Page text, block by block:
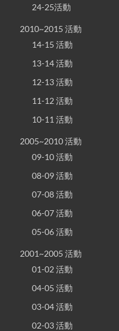
24-25活動
2010~2015 活動
14-15 活動
13-14 活動
12-13 活動
11-12 活動
10-11 活動
2005~2010 活動
09-10 活動
08-09 活動
07-08 活動
06-07 活動
05-06 活動
2001~2005 活動
01-02 活動
04-05 活動
03-04 活動
02-03 活動